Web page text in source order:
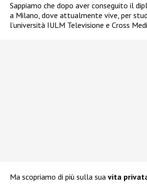
Sappiamo che dopo aver conseguito il
a Milano, dove attualmente vive, per
l’università IULM Televisione e Cross
Ma scopriamo di più sulla sua vita